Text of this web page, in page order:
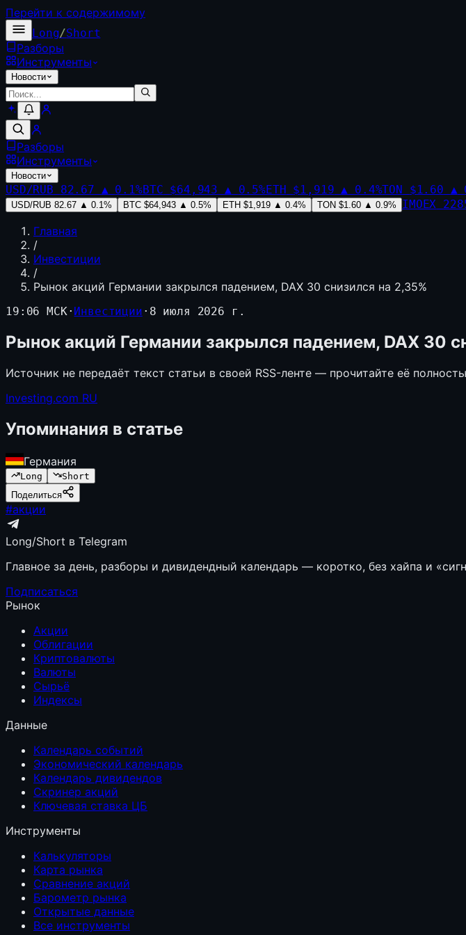
Перейти к содержимому
Long/Short
Разборы
Инструменты
Новости
Разборы
Инструменты
Новости
USD/RUB 82.67 ▲ 0.1%BTC $64,943 ▲ 0.5%ETH $1,919 ▲ 0.4%TON $1.60 ▲
USD/RUB 82.67 ▲ 0.1% BTC $64,943 ▲ 0.5% ETH $1,919 ▲ 0.4% TON $1.60 ▲ 0.9% IMOEX
Главная
/
Инвестиции
/
Рынок акций Германии закрылся падением, DAX 30 снизился на 2,35%
19:06 МСК· Инвестиции · 8 июля 2026 г.
Рынок акций Германии закрылся падением, DAX 30
Источник не передаёт текст статьи в своей RSS-ленте — прочитайте её
Investing.com RU
Упоминания в статье
Германия
Long
Short
Поделиться
#акции
Long/Short в Telegram
Главное за день, разборы и дивидендный календарь — коротко, без хайпа и
Подписаться
Рынок
Акции
Облигации
Криптовалюты
Валюты
Сырьё
Индексы
Данные
Календарь событий
Экономический календарь
Календарь дивидендов
Скринер акций
Ключевая ставка ЦБ
Инструменты
Калькуляторы
Карта рынка
Сравнение акций
Барометр рынка
Открытые данные
Все инструменты